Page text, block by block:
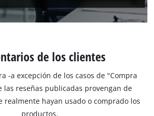
de los clientes
-a excepción de los casos de "Compra
las reseñas publicadas provengan de
realmente hayan usado o comprado los
productos.